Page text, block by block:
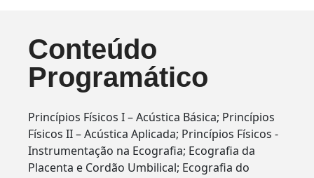
Conteúdo
Programático
Princípios Físicos I – Acústica Básica; Princípios
Físicos II – Acústica Aplicada; Princípios Físicos -
Instrumentação na Ecografia; Ecografia da
Placenta e Cordão Umbilical; Ecografia do